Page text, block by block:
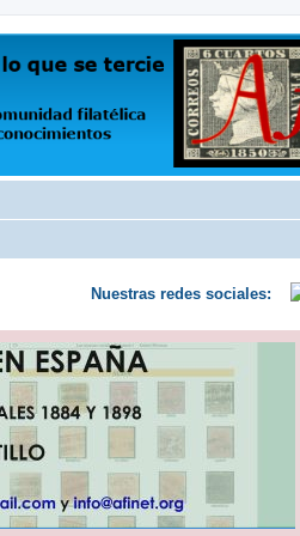
libremente sus opiniones y conocimientos
Nuestras redes sociales: